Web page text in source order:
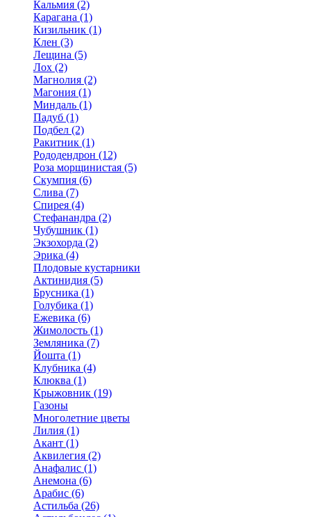
Кальмия (2)
Карагана (1)
Кизильник (1)
Клен (3)
Лещина (5)
Лох (2)
Магнолия (2)
Магония (1)
Миндаль (1)
Падуб (1)
Подбел (2)
Ракитник (1)
Рододендрон (12)
Роза морщинистая (5)
Скумпия (6)
Слива (7)
Спирея (4)
Стефанандра (2)
Чубушник (1)
Экзохорда (2)
Эрика (4)
Плодовые кустарники
Актинидия (5)
Брусника (1)
Голубика (1)
Ежевика (6)
Жимолость (1)
Земляника (7)
Йошта (1)
Клубника (4)
Клюква (1)
Крыжовник (19)
Газоны
Многолетние цветы
Лилия (1)
Акант (1)
Аквилегия (2)
Анафалис (1)
Анемона (6)
Арабис (6)
Астильба (26)